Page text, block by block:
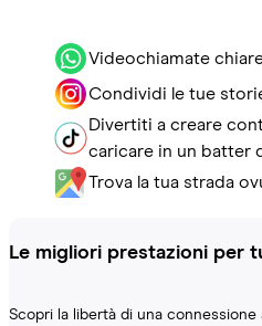
Videochiamate
Condividi le tue
Divertiti a creare
caricare in un batter
Trova la tua strada
Le migliori prestazioni per
Scopri la libertà di una connessione